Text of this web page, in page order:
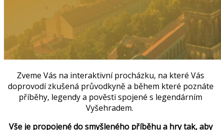
Zveme Vás na interaktivní procházku, na které Vás
doprovodí zkušená průvodkyně a během které poznáte
příběhy, legendy a pověsti spojené s legendárním
Vyšehradem.
Vše je propojené do smyšleného příběhu a hry tak, aby